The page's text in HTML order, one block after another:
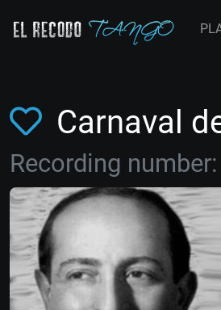
Carnaval
Recording number: